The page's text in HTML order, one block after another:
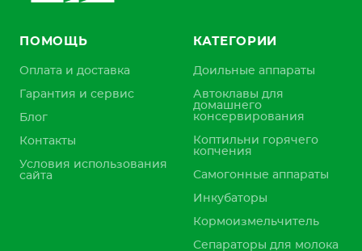
ПОМОЩЬ
Оплата и доставка
Гарантия и сервис
Блог
Контакты
Условия использования
сайта
КАТЕГОРИИ
Доильные аппараты
Автоклавы для
домашнего
консервирования
Коптильни горячего
копчения
Самогонные аппараты
Инкубаторы
Кормоизмельчитель
Сепараторы для молока